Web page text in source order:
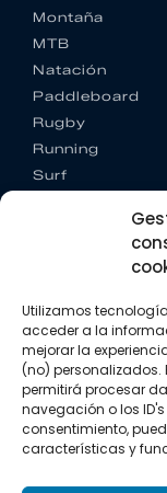
Utilizamos
acceder a la
mejorar la
(no) personalizados.
permitirá procesar
navegación o los
consentimiento,
características y
Montaña
MTB
Natación
Paddleboard
Rugby
Running
Surf
CONTACTO
+34 662
SÍGUENOS